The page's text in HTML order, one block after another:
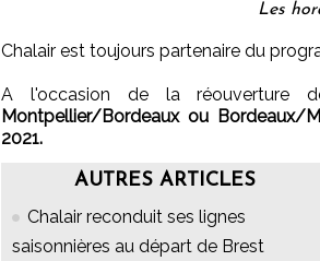
Les
Chalair est toujours partenaire du
A l'occasion de la réouverture
Montpellier/Bordeaux ou Bordeaux/
2021.
AUTRES ARTICLES
Chalair reconduit ses lignes
saisonnières au départ de Brest